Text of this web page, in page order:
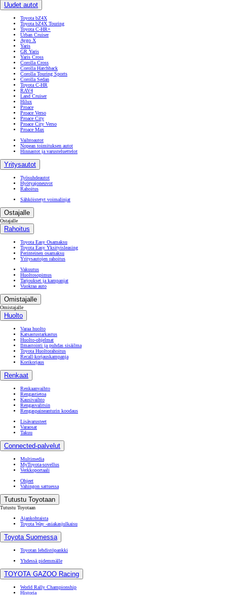
Uudet autot
Toyota bZ4X
Toyota bZ4X Touring
Toyota C-HR+
Urban Cruiser
Aygo X
Yaris
GR Yaris
Yaris Cross
Corolla Cross
Corolla Hatchback
Corolla Touring Sports
Corolla Sedan
Toyota C-HR
RAV4
Land Cruiser
Hilux
Proace
Proace Verso
Proace City
Proace City Verso
Proace Max
Vaihtoautot
Nopean toimituksen autot
Hinnastot ja varusteluettelot
Yritysautot
Työsuhdeautot
Hyötyajoneuvot
Rahoitus
Sähköistetyt voimalinjat
Ostajalle
Ostajalle
Rahoitus
Toyota Easy Osamaksu
Toyota Easy Yksityisleasing
Perinteinen osamaksu
Yritysautojen rahoitus
Vakuutus
Huoltosopimus
Tarjoukset ja kampanjat
Vuokraa auto
Omistajalle
Omistajalle
Huolto
Varaa huolto
Katsastustarkastus
Huolto-ohjelmat
Ilmastointi ja puhdas sisäilma
Toyota Huoltorahoitus
Recall-korjauskampanja
Korikorjaus
Renkaat
Renkaanvaihto
Rengastietoa
Kausivaihto
Rengasvalitsin
Rengaspaineanturin koodaus
Lisävarusteet
Varaosat
Takuu
Connected-palvelut
Multimedia
MyToyota-sovellus
Verkkoportaali
Ohjeet
Vahingon sattuessa
Tutustu Toyotaan
Tutustu Toyotaan
Ajankohtaista
Toyota Way -asiakasjulkaisu
Toyota Suomessa
Toyotan lehdistöpankki
Yhdessä pidemmälle
TOYOTA GAZOO Racing
World Rally Championship
Historia